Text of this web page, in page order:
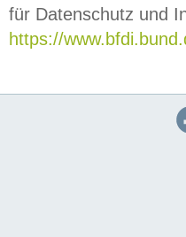
für Datenschutz und
https://